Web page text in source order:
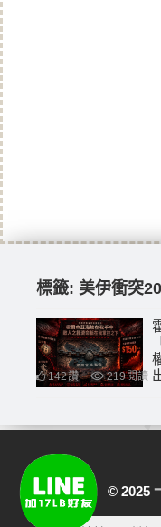
標籤: 美伊衝突
142讚 219閱讀
© 2025